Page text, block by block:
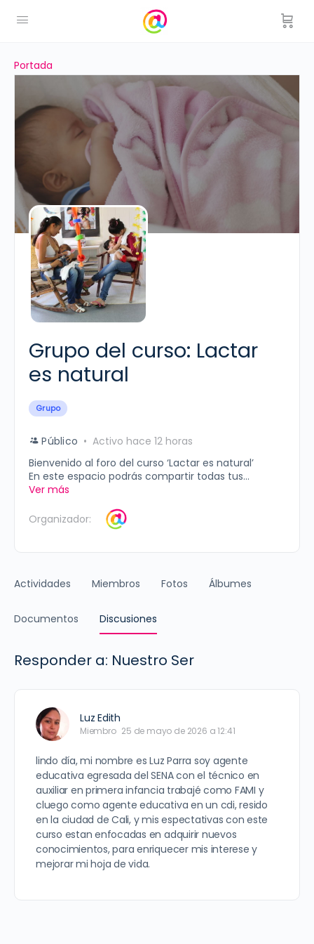
Portada
Grupo del curso: Lactar
es natural
Grupo
Público
Activo hace 12 horas
Bienvenido al foro del curso ‘Lactar es natural’
En este espacio podrás compartir todas tus...
Ver más
Organizador:
Actividades Miembros Fotos Álbumes
Documentos Discusiones
Responder a: Nuestro Ser
Luz Edith
Miembro 25 de mayo de 2026 a 12:41
lindo día, mi nombre es Luz Parra soy agente
educativa egresada del SENA con el técnico en
auxiliar en primera infancia trabajé como FAMI y
cluego como agente educativa en un cdi, resido
en la ciudad de Cali, y mis espectativas con este
curso estan enfocadas en adquirir nuevos
conocimientos, para enriquecer mis interese y
mejorar mi hoja de vida.